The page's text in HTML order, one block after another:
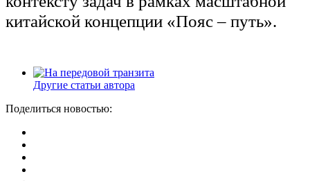
китайской концепции «Пояс – путь».
Другие статьи автора
Поделиться новостью: